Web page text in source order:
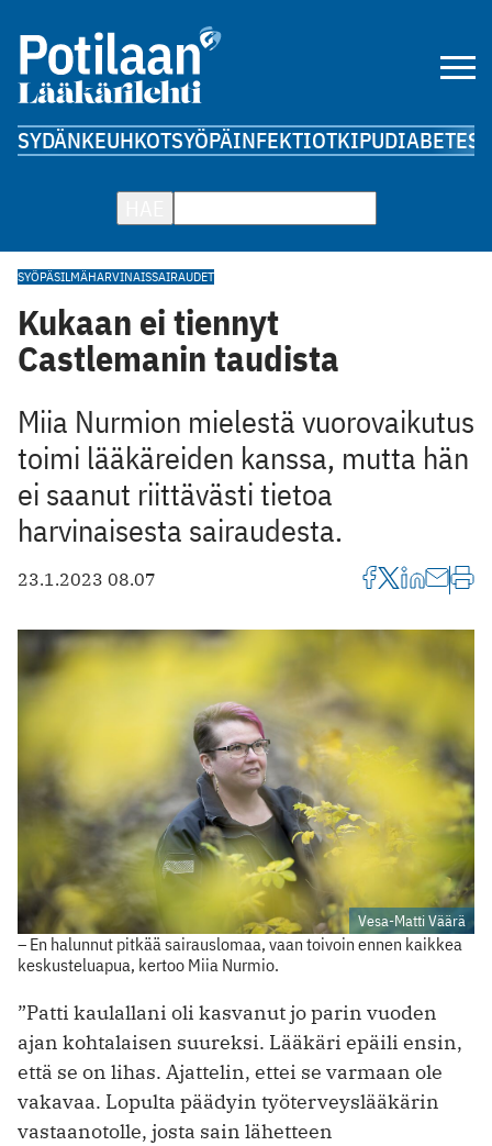
SYDÄNKEUHKOTSYÖPÄINFEKTIOTKIPUDIABETES
SYÖPÄSILMÄHARVINAISSAIRAUDET
Kukaan ei tiennyt
Castlemanin taudista
Miia Nurmion mielestä vuorovaikutus
toimi lääkäreiden kanssa, mutta hän
ei saanut riittävästi tietoa
harvinaisesta sairaudesta.
23.1.2023 08.07
Vesa-Matti Väärä
– En halunnut pitkää sairauslomaa, vaan toivoin ennen kaikkea
keskusteluapua, kertoo Miia Nurmio.
”Patti kaulallani oli kasvanut jo parin vuoden
ajan kohtalaisen suureksi. Lääkäri epäili ensin,
että se on lihas. Ajattelin, ettei se varmaan ole
vakavaa. Lopulta päädyin työterveyslääkärin
vastaanotolle, josta sain lähetteen